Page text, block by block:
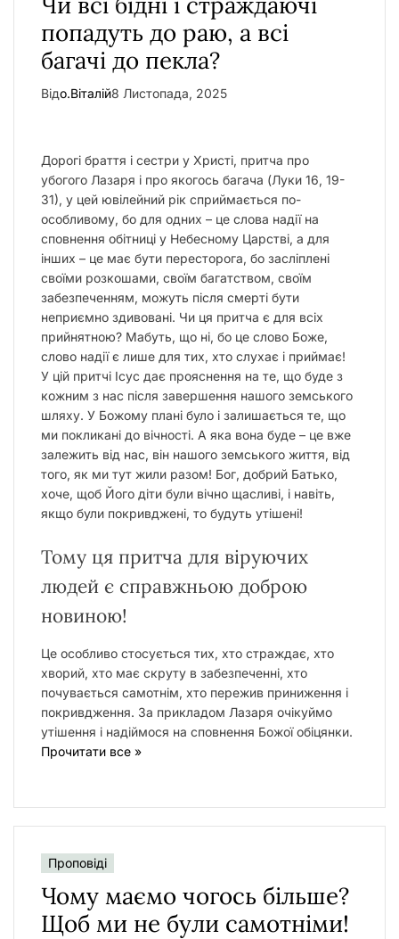
попадуть до раю, а всі
багачі до пекла?
Відо.Віталій8 Листопада, 2025
Дорогі браття і сестри у Христі, притча про
убогого Лазаря і про якогось багача (Луки 16, 19-
31), у цей ювілейний рік сприймається по-
особливому, бо для одних – це слова надії на
сповнення обітниці у Небесному Царстві, а для
інших – це має бути пересторога, бо засліплені
своїми розкошами, своїм багатством, своїм
забезпеченням, можуть після смерті бути
неприємно здивовані. Чи ця притча є для всіх
прийнятною? Мабуть, що ні, бо це слово Боже,
слово надії є лише для тих, хто слухає і приймає!
У цій притчі Ісус дає прояснення на те, що буде з
кожним з нас після завершення нашого земського
шляху. У Божому плані було і залишається те, що
ми покликані до вічності. А яка вона буде – це вже
залежить від нас, він нашого земського життя, від
того, як ми тут жили разом! Бог, добрий Батько,
хоче, щоб Його діти були вічно щасливі, і навіть,
якщо були покривджені, то будуть утішені!
Тому ця притча для віруючих
людей є справжньою доброю
новиною!
Це особливо стосується тих, хто страждає, хто
хворий, хто має скруту в забезпеченні, хто
почувається самотнім, хто пережив приниження і
покривдження. За прикладом Лазаря очікуймо
утішення і надіймося на сповнення Божої обіцянки.
Прочитати все »
Проповіді
Чому маємо чогось більше?
Щоб ми не були самотніми!